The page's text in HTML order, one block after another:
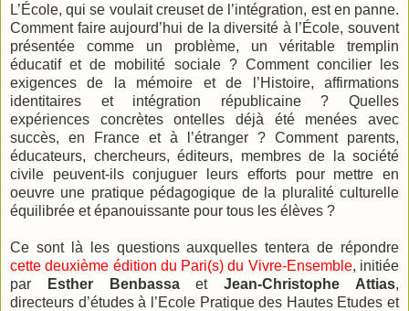
L’École, qui se voulait creuset de l’intégration, est en panne.
Comment faire aujourd’hui de la diversité à l’École, souvent
présentée comme un problème, un véritable tremplin
éducatif et de mobilité sociale ? Comment concilier les
exigences de la mémoire et de l’Histoire, affirmations
identitaires et intégration républicaine ? Quelles
expériences concrètes ontelles déjà été menées avec
succès, en France et à l’étranger ? Comment parents,
éducateurs, chercheurs, éditeurs, membres de la société
civile peuvent-ils conjuguer leurs efforts pour mettre en
oeuvre une pratique pédagogique de la pluralité culturelle
équilibrée et épanouissante pour tous les élèves ?
Ce sont là les questions auxquelles tentera de répondre
cette deuxième édition du Pari(s) du Vivre-Ensemble, initiée
par
Esther BenbassaetJean-Christophe Attias,
directeurs d’études à l’Ecole Pratique des Hautes Etudes et